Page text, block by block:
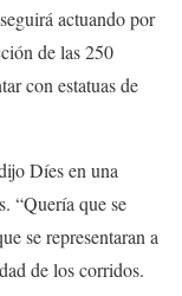
actuando por
de las 250
con estatuas de
Díes en una
“Quería que se
se representaran a
de los corridos.